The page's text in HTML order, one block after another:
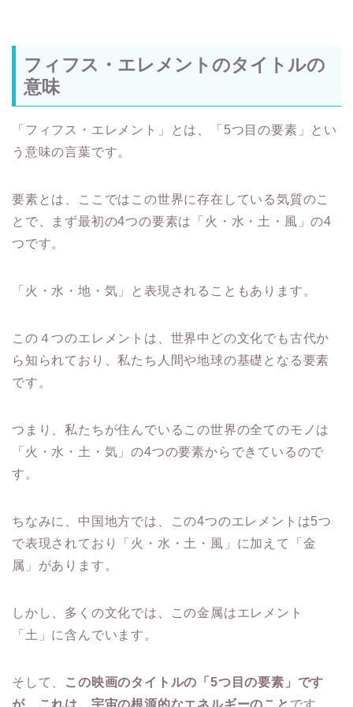
フィフス・エレメントのタイトルの
意味
「フィフス・エレメント」とは、「5つ目の要素」とい
う意味の言葉です。
要素とは、ここではこの世界に存在している気質のこ
とで、まず最初の4つの要素は「火・水・土・風」の4
つです。
「火・水・地・気」と表現されることもあります。
この４つのエレメントは、世界中どの文化でも古代か
ら知られており、私たち人間や地球の基礎となる要素
です。
つまり、私たちが住んでいるこの世界の全てのモノは
「火・水・土・気」の4つの要素からできているので
す。
ちなみに、中国地方では、この4つのエレメントは5つ
で表現されており「火・水・土・風」に加えて「金
属」があります。
しかし、多くの文化では、この金属はエレメント
「土」に含んでいます。
そして、
この映画のタイトルの「5つ目の要素」です
が、これは、宇宙の根源的なエネルギーのこと です。